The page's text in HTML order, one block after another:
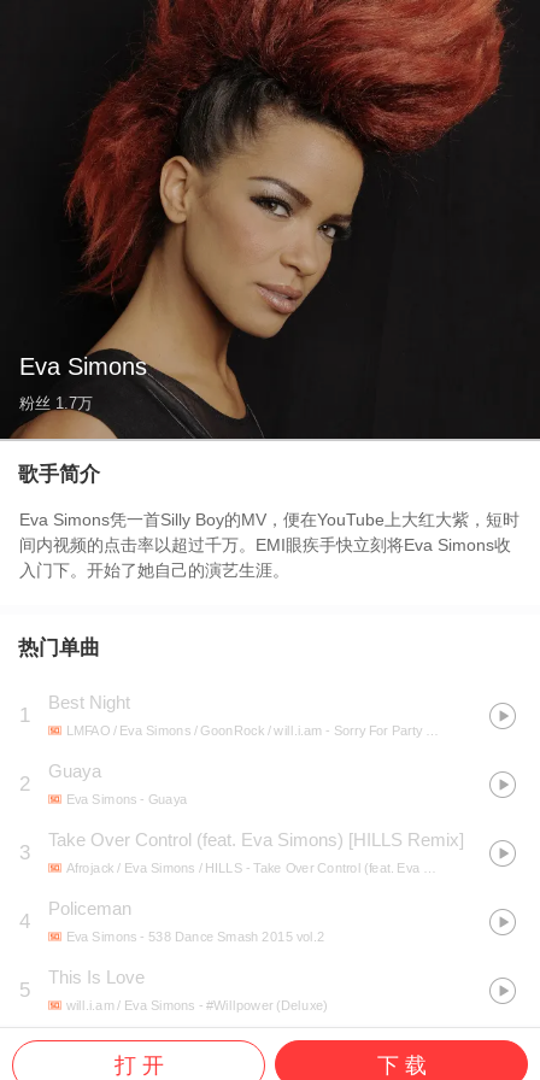
Eva Simons
粉丝 1.7万
歌手简介
Eva Simons凭一首Silly Boy的MV，便在YouTube上大红大紫，短时
间内视频的点击率以超过千万。EMI眼疾手快立刻将Eva Simons收
入门下。开始了她自己的演艺生涯。
热门单曲
1
Best Night
LMFAO / Eva Simons / GoonRock / will.i.am - Sorry For Party Rocking
2
Guaya
Eva Simons - Guaya
3
Take Over Control (feat. Eva Simons) [HILLS Remix]
Afrojack / Eva Simons / HILLS - Take Over Control (feat. Eva Simons) [The Remixes 2025]
4
Policeman
Eva Simons - 538 Dance Smash 2015 vol.2
5
This Is Love
will.i.am / Eva Simons - #Willpower (Deluxe)
打 开 下 载